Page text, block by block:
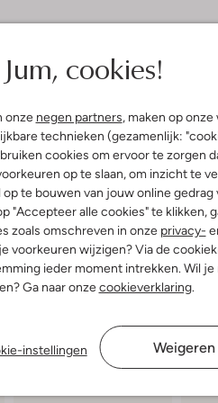
Jum, cookies!
onze negen partners, maken op
technieken (gezamenlijk:
cookies om ervoor te zorgen
op te slaan, om inzicht te
op te bouwen van jouw online
"Accepteer alle cookies" te klikken,
zoals omschreven in onze privacy-
voorkeuren wijzigen? Via de
ieder moment intrekken. Wil
Ga naar onzecookieverklaring.
instellingen Weigeren
2021door Kel
vooral ook leuke
voor de allerkleinsten.
makkelijk voor het kind
te doen